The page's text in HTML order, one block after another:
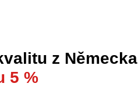
z Německa
5 %